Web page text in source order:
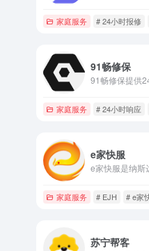
家庭服务 # 24小时报修
91畅修保
家庭服务 # 24小时响应
e家快服
家庭服务 # EJH # e家
苏宁帮客